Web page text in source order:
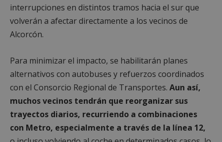
interrupciones en distintos tramos hacia el sur que
volverán a afectar directamente a los vecinos de
Alcorcón.
Para minimizar el impacto, se habilitarán planes
alternativos con autobuses y refuerzos coordinados
con el Consorcio Regional de Transportes. Aun así,
muchos vecinos tendrán que reorganizar sus
trayectos diarios, recurriendo a combinaciones
con Metro, especialmente a través de la línea 12,